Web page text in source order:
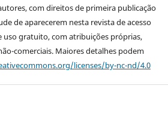
com direitos de primeira publicação
de aparecerem nesta revista de acesso
uso gratuito, com atribuições próprias,
comerciais. Maiores detalhes podem
licenses/by-nc-nd/4.0